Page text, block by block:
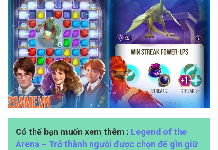
Có thể bạn muốn xem thêm : Legend of the
Arena – Trở thành người được chọn để gìn giữ